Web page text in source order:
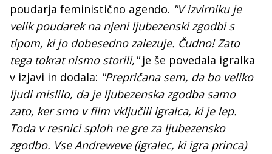
poudarja feministično agendo. "V izvirniku je
velik poudarek na njeni ljubezenski zgodbi s
tipom, ki jo dobesedno zalezuje. Čudno! Zato
tega tokrat nismo storili,"je še povedala igralka
v izjavi in dodala: "Prepričana sem, da bo veliko
ljudi mislilo, da je ljubezenska zgodba samo
zato, ker smo v film vključili igralca, ki je lep.
Toda v resnici sploh ne gre za ljubezensko
zgodbo. Vse Andreweve (igralec, ki igra princa)